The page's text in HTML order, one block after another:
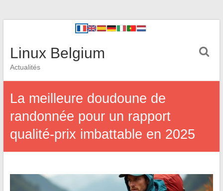
Linux Belgium
Actualités
La meilleure doudoune de
randonnée pour un rapport
qualité-prix imbattable en 2025